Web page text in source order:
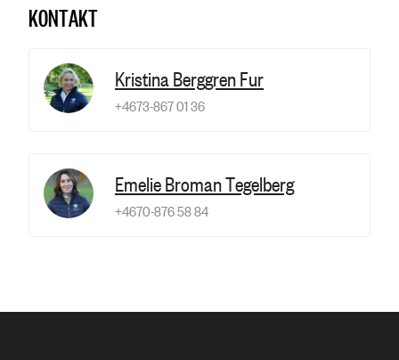
KONTAKT
Kristina Berggren Fur
+4673-867 01 36
Emelie Broman Tegelberg
+4670-876 58 84